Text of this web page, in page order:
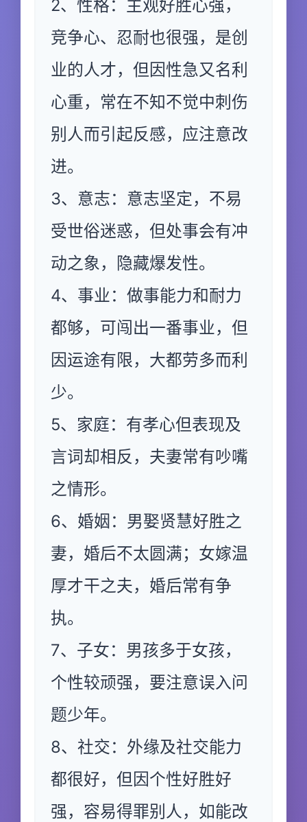
2、性格：主观好胜心强，
竞争心、忍耐也很强，是创
业的人才，但因性急又名利
心重，常在不知不觉中刺伤
别人而引起反感，应注意改
进。
3、意志：意志坚定，不易
受世俗迷惑，但处事会有冲
动之象，隐藏爆发性。
4、事业：做事能力和耐力
都够，可闯出一番事业，但
因运途有限，大都劳多而利
少。
5、家庭：有孝心但表现及
言词却相反，夫妻常有吵嘴
之情形。
6、婚姻：男娶贤慧好胜之
妻，婚后不太圆满；女嫁温
厚才干之夫，婚后常有争
执。
7、子女：男孩多于女孩，
个性较顽强，要注意误入问
题少年。
8、社交：外缘及社交能力
都很好，但因个性好胜好
强，容易得罪别人，如能改